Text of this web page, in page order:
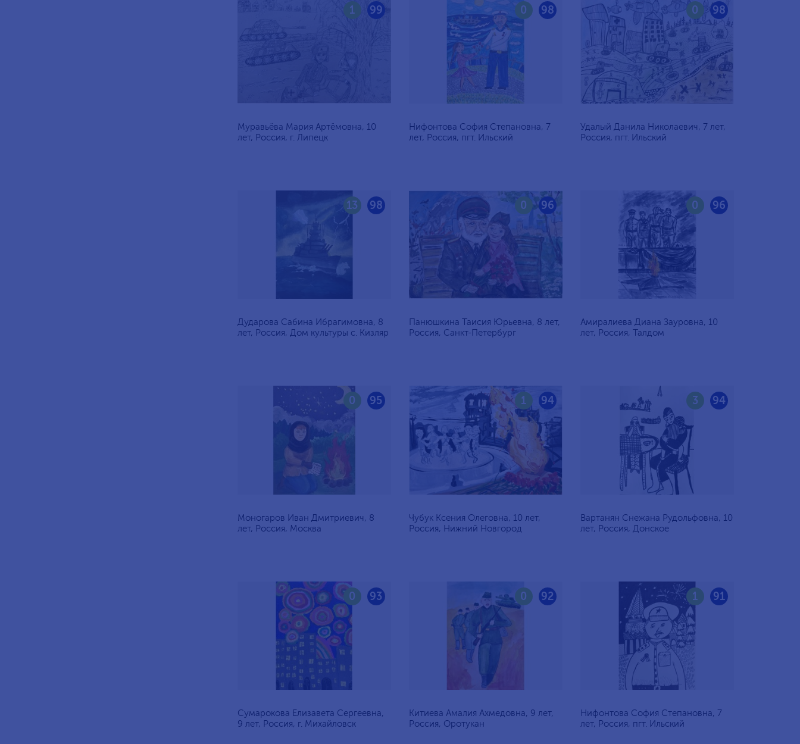
99
1
Муравьёва Мария Артёмовна, 10
лет, Россия, г. Липецк
98
0
Нифонтова София Степановна, 7
лет, Россия, пгт. Ильский
98
0
Удалый Данила Николаевич, 7 лет,
Россия, пгт. Ильский
98
13
Дударова Сабина Ибрагимовна, 8
лет, Россия, Дом культуры с. Кизляр
96
0
Панюшкина Таисия Юрьевна, 8 лет,
Россия, Санкт-Петербург
96
0
Амиралиева Диана Зауровна, 10
лет, Россия, Талдом
95
0
Моногаров Иван Дмитриевич, 8
лет, Россия, Москва
94
1
Чубук Ксения Олеговна, 10 лет,
Россия, Нижний Новгород
94
3
Вартанян Снежана Рудольфовна, 10
лет, Россия, Донское
93
0
Сумарокова Елизавета Сергеевна,
9 лет, Россия, г. Михайловск
92
0
Китиева Амалия Ахмедовна, 9 лет,
Россия, Оротукан
91
1
Нифонтова София Степановна, 7
лет, Россия, пгт. Ильский